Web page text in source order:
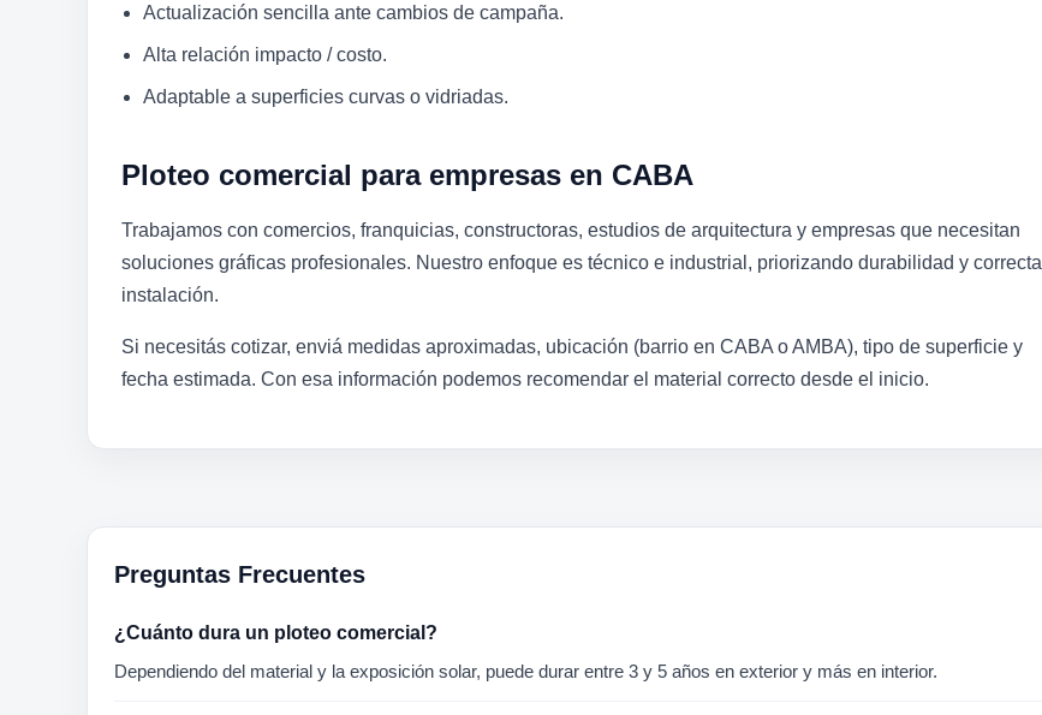
Actualización sencilla ante cambios de campaña.
Alta relación impacto / costo.
Adaptable a superficies curvas o vidriadas.
Ploteo comercial para empresas en CABA
Trabajamos con comercios, franquicias, constructoras, estudios de arquitectura y empresas que necesitan
soluciones gráficas profesionales. Nuestro enfoque es técnico e industrial, priorizando durabilidad y correcta
instalación.
Si necesitás cotizar, enviá medidas aproximadas, ubicación (barrio en CABA o AMBA), tipo de superficie y
fecha estimada. Con esa información podemos recomendar el material correcto desde el inicio.
Preguntas Frecuentes
¿Cuánto dura un ploteo comercial?
Dependiendo del material y la exposición solar, puede durar entre 3 y 5 años en exterior y más en interior.